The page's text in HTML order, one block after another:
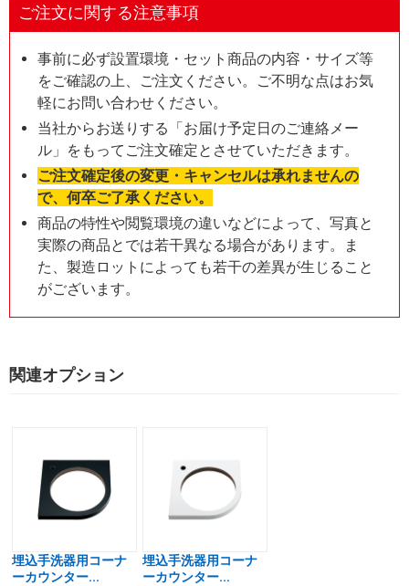
ご注文に関する注意事項
事前に必ず設置環境・セット商品の内容・サイズ等
をご確認の上、ご注文ください。ご不明な点はお気
軽にお問い合わせください。
当社からお送りする「お届け予定日のご連絡メー
ル」をもってご注文確定とさせていただきます。
ご注文確定後の変更・キャンセルは承れませんの
で、何卒ご了承ください。
商品の特性や閲覧環境の違いなどによって、写真と
実際の商品とでは若干異なる場合があります。ま
た、製造ロットによっても若干の差異が生じること
がございます。
関連オプション
埋込手洗器用コーナ
ーカウンター...
埋込手洗器用コーナ
ーカウンター...